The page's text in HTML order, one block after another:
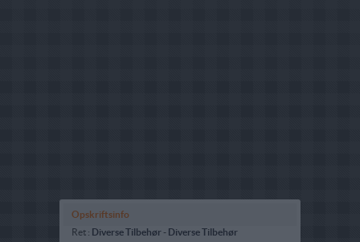
Opskriftsinfo
Ret : Diverse Tilbehør - Diverse Tilbehør